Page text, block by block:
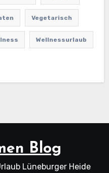
Vegetarisch
Wellnessurlaub
Blog
Lüneburger Heide